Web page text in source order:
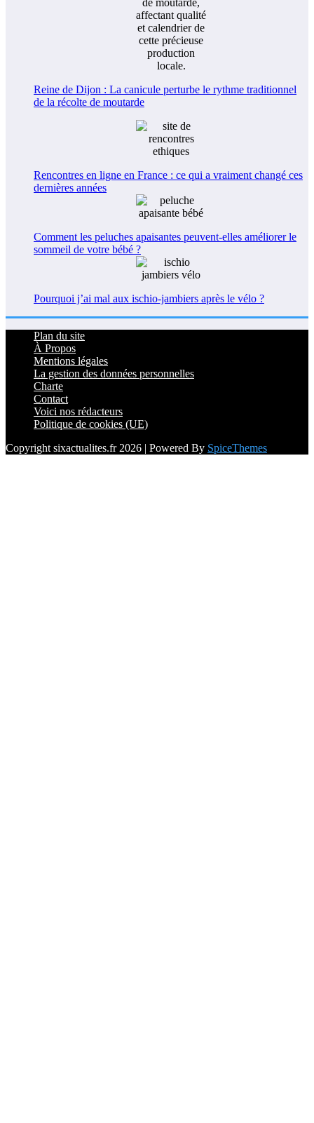
Reine de Dijon : La canicule perturbe le rythme traditionnel
de la récolte de moutarde
Rencontres en ligne en France : ce qui a vraiment changé ces
dernières années
Comment les peluches apaisantes peuvent-elles améliorer le
sommeil de votre bébé ?
Pourquoi j’ai mal aux ischio-jambiers après le vélo ?
Plan du site
À Propos
Mentions légales
La gestion des données personnelles
Charte
Contact
Voici nos rédacteurs
Politique de cookies (UE)
Copyright sixactualites.fr 2026 | Powered By SpiceThemes